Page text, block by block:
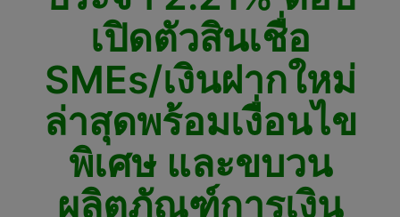
เปิดตัวสินเชื่อ
SMEs/เงินฝากใหม่
ล่าสุดพร้อมเงื่อนไข
พิเศษ และขบวน
ผลิตภัณฑ์การเงิน